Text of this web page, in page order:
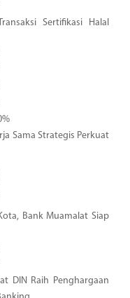
Sertifikasi Halal
Sama Strategis Perkuat
Bank Muamalat Siap
DIN Raih Penghargaan